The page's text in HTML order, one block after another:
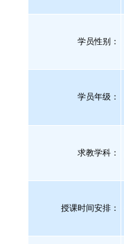
学员性别：
学员年级：
求教学科：
授课时间安排：